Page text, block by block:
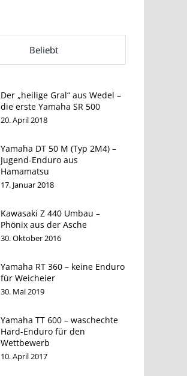
Beliebt
Der „heilige Gral“ aus Wedel –
die erste Yamaha SR 500
20. April 2018
Yamaha DT 50 M (Typ 2M4) –
Jugend-Enduro aus
Hamamatsu
17. Januar 2018
Kawasaki Z 440 Umbau –
Phönix aus der Asche
30. Oktober 2016
Yamaha RT 360 – keine Enduro
für Weicheier
30. Mai 2019
Yamaha TT 600 – waschechte
Hard-Enduro für den
Wettbewerb
10. April 2017